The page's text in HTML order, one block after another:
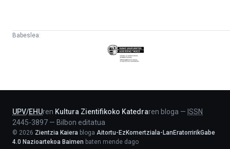
Babeslea:
Eusko
Jaurlaritza
UPV/EHUren Kultura Zientifikoko Katedraren bloga — ISSN
2445-3897 — Bilbon editatua
© 2026 Zientzia Kaiera bloga Aitortu-EzKomertziala-LanEratorririkGabe
4.0 Nazioartekoa Baimen baten mende dago